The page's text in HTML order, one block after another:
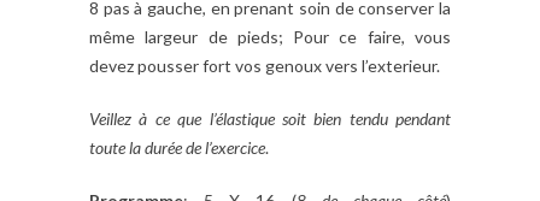
8 pas à gauche, en prenant soin de conserver la
même largeur de pieds; Pour ce faire, vous
devez pousser fort vos genoux vers l’exterieur.
Veillez à ce que l’élastique soit bien tendu pendant
toute la durée de l’exercice.